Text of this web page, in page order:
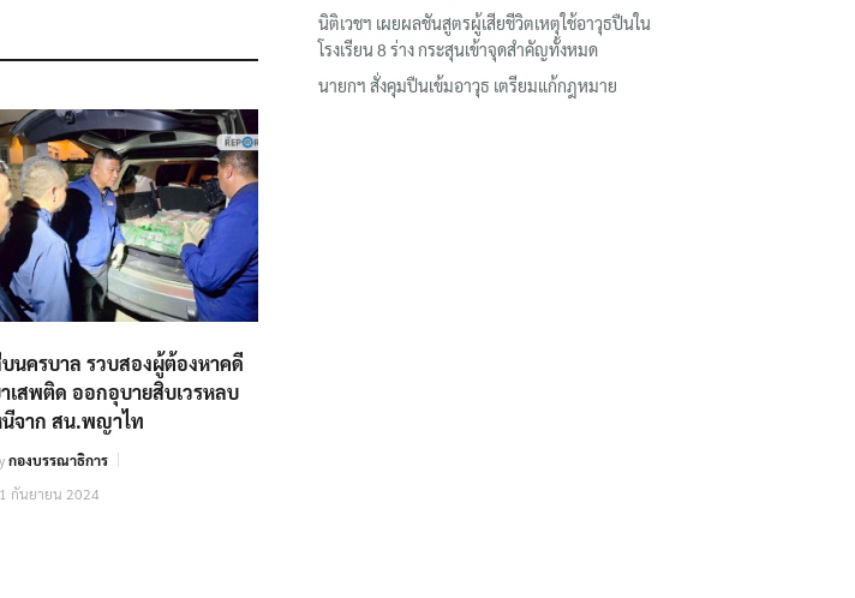
นครบาล​ รวบสองผู้ต้องหาคดี
เสพติด ออกอุบายสิบเวรหลบ
จาก สน.พญาไท​
กองบรรณาธิการ
กันยายน 2024
นิติเวชฯ เผยผลชันสูตรผู้เสียชีวิตเหตุใช้อาวุธปืนใน
โรงเรียน 8 ร่าง กระสุนเข้าจุดสำคัญทั้งหมด
นายกฯ สั่งคุมปืนเข้มอาวุธ เตรียมแก้กฎหมาย